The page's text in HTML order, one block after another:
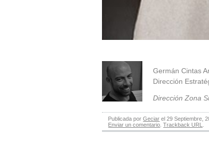
Germán Cintas
Dirección
Dirección Zona
Publicada porGeciar el 29 Septiembre,
Enviar un comentario .Trackback URL